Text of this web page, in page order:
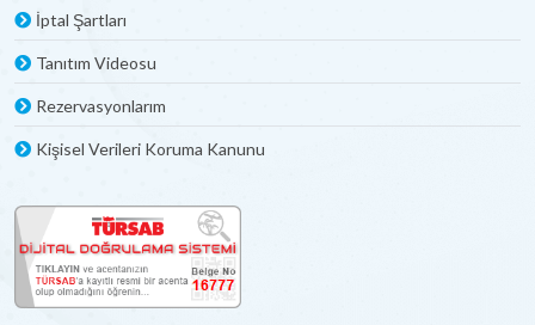
İptal Şartları
Tanıtım Videosu
Rezervasyonlarım
Kişisel Verileri Koruma Kanunu